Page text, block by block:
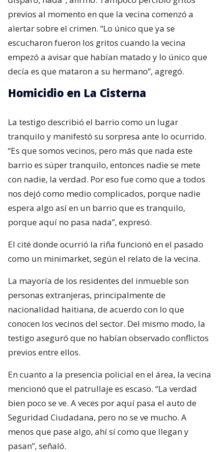
previos al momento en que la vecina comenzó a
alertar sobre el crimen. “Lo único que ya se
escucharon fueron los gritos cuando la vecina
empezó a avisar que habían matado y lo único que
decía es que mataron a su hermano”, agregó.
Homicidio en La Cisterna
La testigo describió el barrio como un lugar
tranquilo y manifestó su sorpresa ante lo ocurrido.
“Es que somos vecinos, pero más que nada este
barrio es súper tranquilo, entonces nadie se mete
con nadie, la verdad. Por eso fue como que a todos
nos dejó como medio complicados, porque nadie
espera algo así en un barrio que es tranquilo,
porque aquí no pasa nada”, expresó.
El cité donde ocurrió la riña funcionó en el pasado
como un minimarket, según el relato de la vecina.
La mayoría de los residentes del inmueble son
personas extranjeras, principalmente de
nacionalidad haitiana, de acuerdo con lo que
conocen los vecinos del sector. Del mismo modo, la
testigo aseguró que no habían observado conflictos
previos entre ellos.
En cuanto a la presencia policial en el área, la vecina
mencionó que el patrullaje es escaso. “La verdad
bien poco se ve. A veces por aquí pasa el auto de
Seguridad Ciudadana, pero no se ve mucho. A
menos que pase algo, ahí sí como que llegan y
pasan”, señaló.